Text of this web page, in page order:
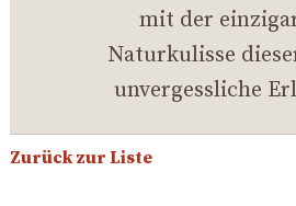
mit der
Naturkulisse
unvergessliche
Zurück zur Liste